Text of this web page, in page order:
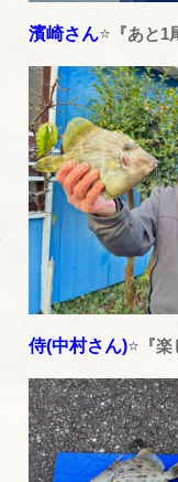
濱崎さん⭐ 『あと1
侍(中村さん)⭐ 『